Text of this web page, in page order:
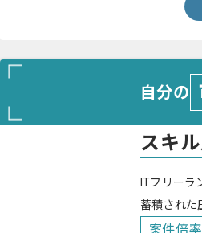
自分の
スキ
ITフリーラ
蓄積された
案件倍率